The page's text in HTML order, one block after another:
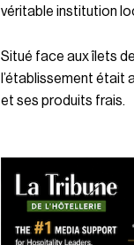
véritable institution
Situé face aux îlets
l’établissement était
et ses produits frais.